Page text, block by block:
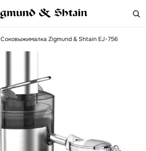
Соковыжималка Zigmund & Shtain EJ-756